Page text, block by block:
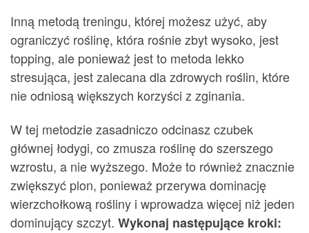
Inną metodą treningu, której możesz użyć, aby
ograniczyć roślinę, która rośnie zbyt wysoko, jest
topping, ale ponieważ jest to metoda lekko
stresująca, jest zalecana dla zdrowych roślin, które
nie odniosą większych korzyści z zginania.
W tej metodzie zasadniczo odcinasz czubek
głównej łodygi, co zmusza roślinę do szerszego
wzrostu, a nie wyższego. Może to również znacznie
zwiększyć plon, ponieważ przerywa dominację
wierzchołkową rośliny i wprowadza więcej niż jeden
dominujący szczyt. Wykonaj następujące kroki: